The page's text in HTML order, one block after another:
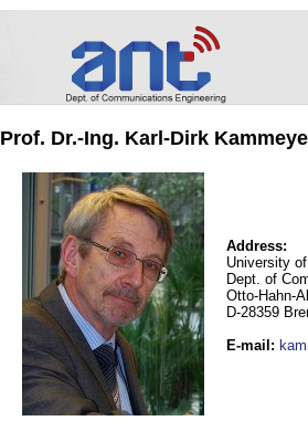
Prof. Dr.-Ing. Karl-Dirk
Address:
University
Dept. of
Otto-Hahn-
D-28359
E-mail :